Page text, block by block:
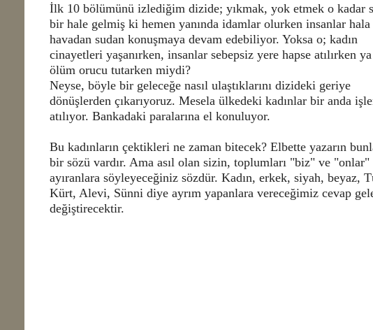
İlk 10 bölümünü izlediğim dizide; yıkmak, yok etmek o kadar
bir hale gelmiş ki hemen yanında idamlar olurken insanlar hala
havadan sudan konuşmaya devam edebiliyor. Yoksa o; kadın
cinayetleri yaşanırken, insanlar sebepsiz yere hapse atılırken
ölüm orucu tutarken miydi?
Neyse, böyle bir geleceğe nasıl ulaştıklarını dizideki geriye
dönüşlerden çıkarıyoruz. Mesela ülkedeki kadınlar bir anda
atılıyor. Bankadaki paralarına el konuluyor.
Bu kadınların çektikleri ne zaman bitecek? Elbette yazarın
bir sözü vardır. Ama asıl olan sizin, toplumları "biz" ve
ayıranlara söyleyeceğiniz sözdür. Kadın, erkek, siyah, beyaz,
Kürt, Alevi, Sünni diye ayrım yapanlara vereceğimiz cevap
değiştirecektir.